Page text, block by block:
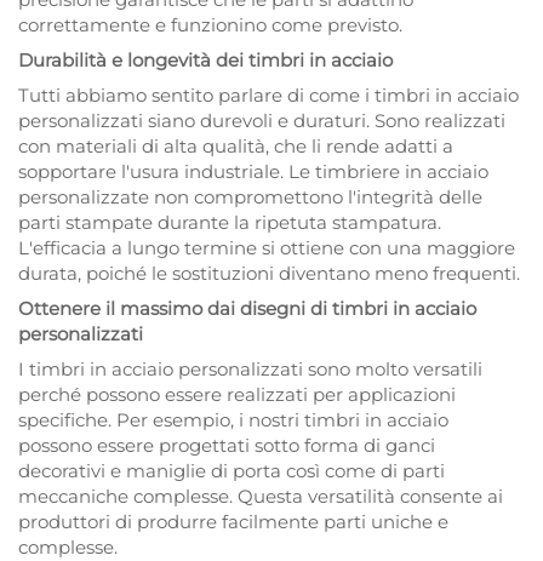
correttamente e funzionino come previsto.
Durabilità e longevità dei timbri in acciaio
Tutti abbiamo sentito parlare di come i timbri in acciaio
personalizzati siano durevoli e duraturi. Sono realizzati
con materiali di alta qualità, che li rende adatti a
sopportare l'usura industriale. Le timbriere in acciaio
personalizzate non compromettono l'integrità delle
parti stampate durante la ripetuta stampatura.
L'efficacia a lungo termine si ottiene con una maggiore
durata, poiché le sostituzioni diventano meno frequenti.
Ottenere il massimo dai disegni di timbri in acciaio
personalizzati
I timbri in acciaio personalizzati sono molto versatili
perché possono essere realizzati per applicazioni
specifiche. Per esempio, i nostri timbri in acciaio
possono essere progettati sotto forma di ganci
decorativi e maniglie di porta così come di parti
meccaniche complesse. Questa versatilità consente ai
produttori di produrre facilmente parti uniche e
complesse.